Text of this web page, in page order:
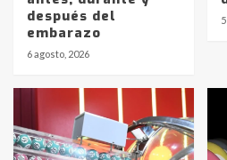
después del
embarazo
6 agosto, 2026